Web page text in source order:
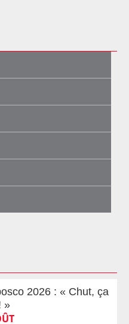
2026 : « Chut, ça
»